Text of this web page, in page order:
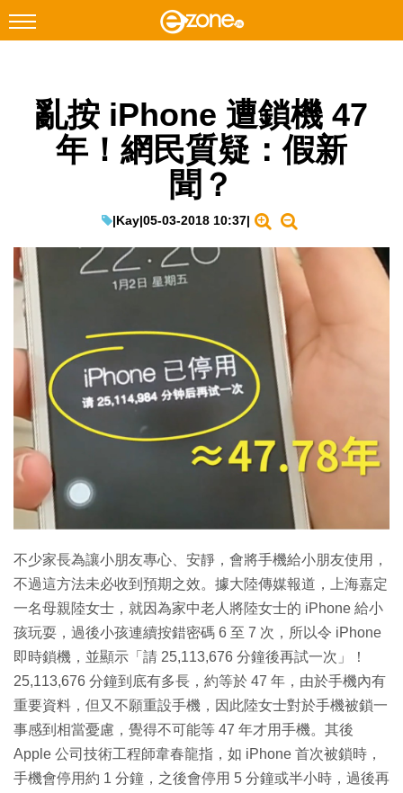
Facebook Instagram
科技焦點
教學評測
EduTech
IT Times
生成式AI與雲端應用
Enterprise Digital Transformation
特集
亂按 iPhone 遭鎖機 47
年！網民質疑：假新
聞？
|Kay|05-03-2018 10:37|
不少家長為讓小朋友專心、安靜，會將手機給小朋友使用，
不過這方法未必收到預期之效。據大陸傳媒報道，上海嘉定
一名母親陸女士，就因為家中老人將陸女士的 iPhone 給小
孩玩耍，過後小孩連續按錯密碼 6 至 7 次，所以令 iPhone
即時鎖機，並顯示「請 25,113,676 分鐘後再試一次」！
25,113,676 分鐘到底有多長，約等於 47 年，由於手機內有
重要資料，但又不願重設手機，因此陸女士對於手機被鎖一
事感到相當憂慮，覺得不可能等 47 年才用手機。其後
Apple 公司技術工程師韋春龍指，如 iPhone 首次被鎖時，
手機會停用約 1 分鐘，之後會停用 5 分鐘或半小時，過後再